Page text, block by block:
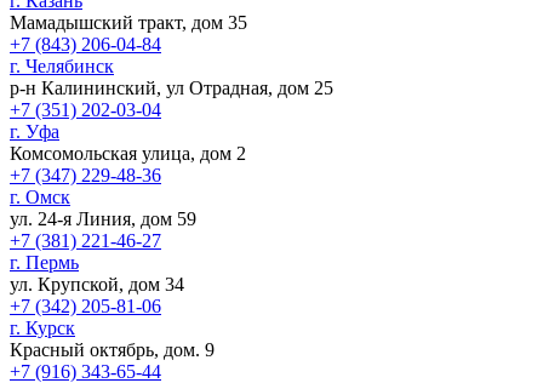
Мамадышский тракт, дом 35
+7 (843) 206-04-84
г. Челябинск
р-н Калининский, ул Отрадная, дом 25
+7 (351) 202-03-04
г. Уфа
Комсомольская улица, дом 2
+7 (347) 229-48-36
г. Омск
ул. 24-я Линия, дом 59
+7 (381) 221-46-27
г. Пермь
ул. Крупской, дом 34
+7 (342) 205-81-06
г. Курск
Красный октябрь, дом. 9
+7 (916) 343-65-44